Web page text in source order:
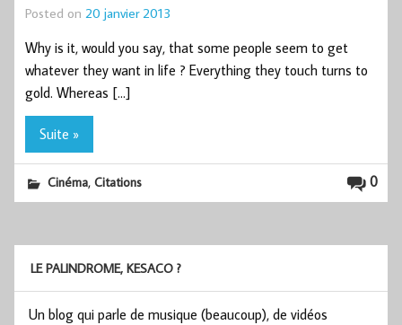
Posted on 20 janvier 2013
Why is it, would you say, that some people seem to get
whatever they want in life ? Everything they touch turns to
gold. Whereas […]
Suite »
0
Cinéma,Citations
LE PALINDROME, KESACO ?
Un blog qui parle de musique (beaucoup), de vidéos